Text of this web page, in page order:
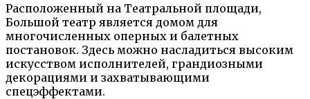
Расположенный на Театральной площади,
Большой театр является домом для
многочисленных оперных и балетных
постановок. Здесь можно насладиться высоким
искусством исполнителей, грандиозными
декорациями и захватывающими
спецэффектами.